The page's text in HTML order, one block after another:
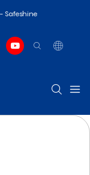
Safeshine